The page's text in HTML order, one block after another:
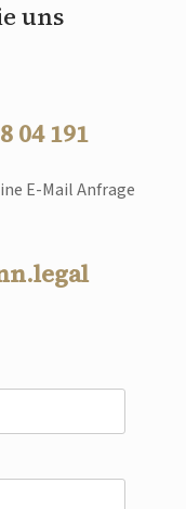
uns
04 191
E-Mail Anfrage